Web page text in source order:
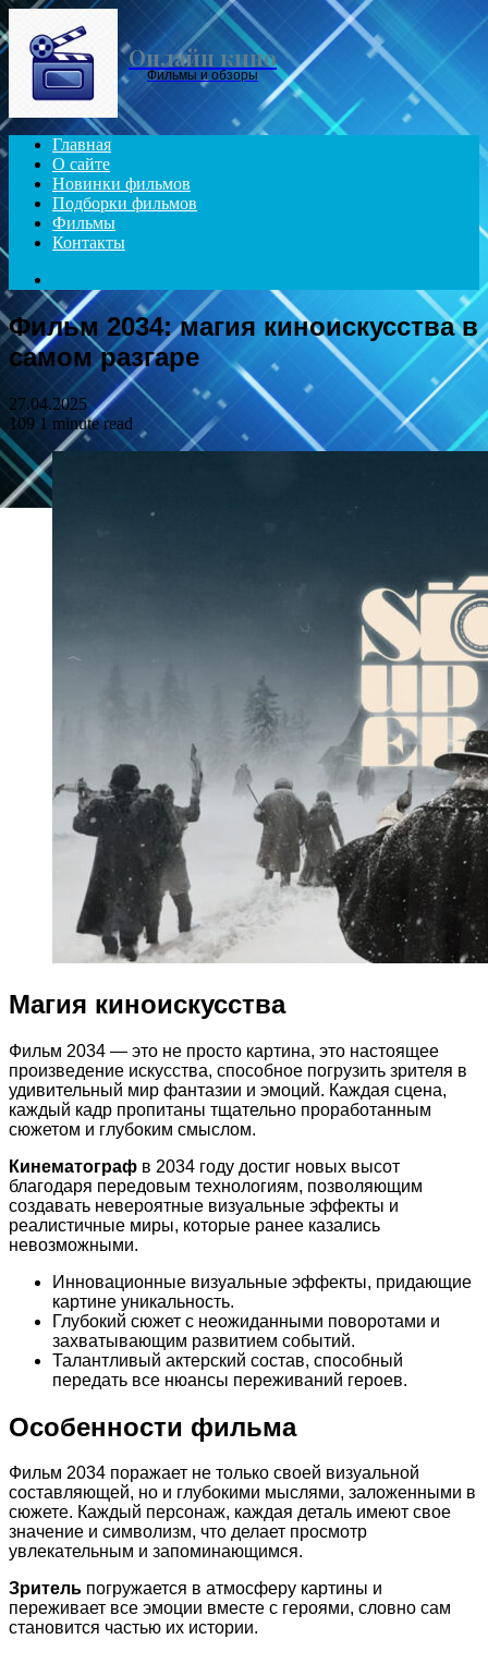
Menu
Онлайн кино
Фильмы и обзоры
Главная
О сайте
Новинки фильмов
Подборки фильмов
Фильмы
Контакты
for
Фильм 2034: магия киноискусства в
самом разгаре
27.04.2025
109 1 minute read
Магия киноискусства
Фильм 2034 — это не просто картина, это настоящее
произведение искусства, способное погрузить зрителя в
удивительный мир фантазии и эмоций. Каждая сцена,
каждый кадр пропитаны тщательно проработанным
сюжетом и глубоким смыслом.
Кинематограф в 2034 году достиг новых высот
благодаря передовым технологиям, позволяющим
создавать невероятные визуальные эффекты и
реалистичные миры, которые ранее казались
невозможными.
Инновационные визуальные эффекты, придающие
картине уникальность.
Глубокий сюжет с неожиданными поворотами и
захватывающим развитием событий.
Талантливый актерский состав, способный
передать все нюансы переживаний героев.
Особенности фильма
Фильм 2034 поражает не только своей визуальной
составляющей, но и глубокими мыслями, заложенными в
сюжете. Каждый персонаж, каждая деталь имеют свое
значение и символизм, что делает просмотр
увлекательным и запоминающимся.
Зритель погружается в атмосферу картины и
переживает все эмоции вместе с героями, словно сам
становится частью их истории.